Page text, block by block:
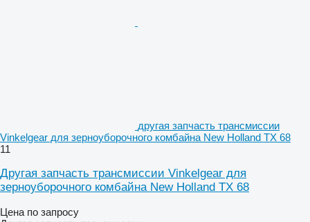
другая запчасть трансмиссии
Vinkelgear для зерноуборочного комбайна New Holland TX 68
11
Другая запчасть трансмиссии Vinkelgear для
зерноуборочного комбайна New Holland TX 68
Цена по запросу